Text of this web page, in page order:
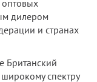
дилером
и странах
Британский
спектру